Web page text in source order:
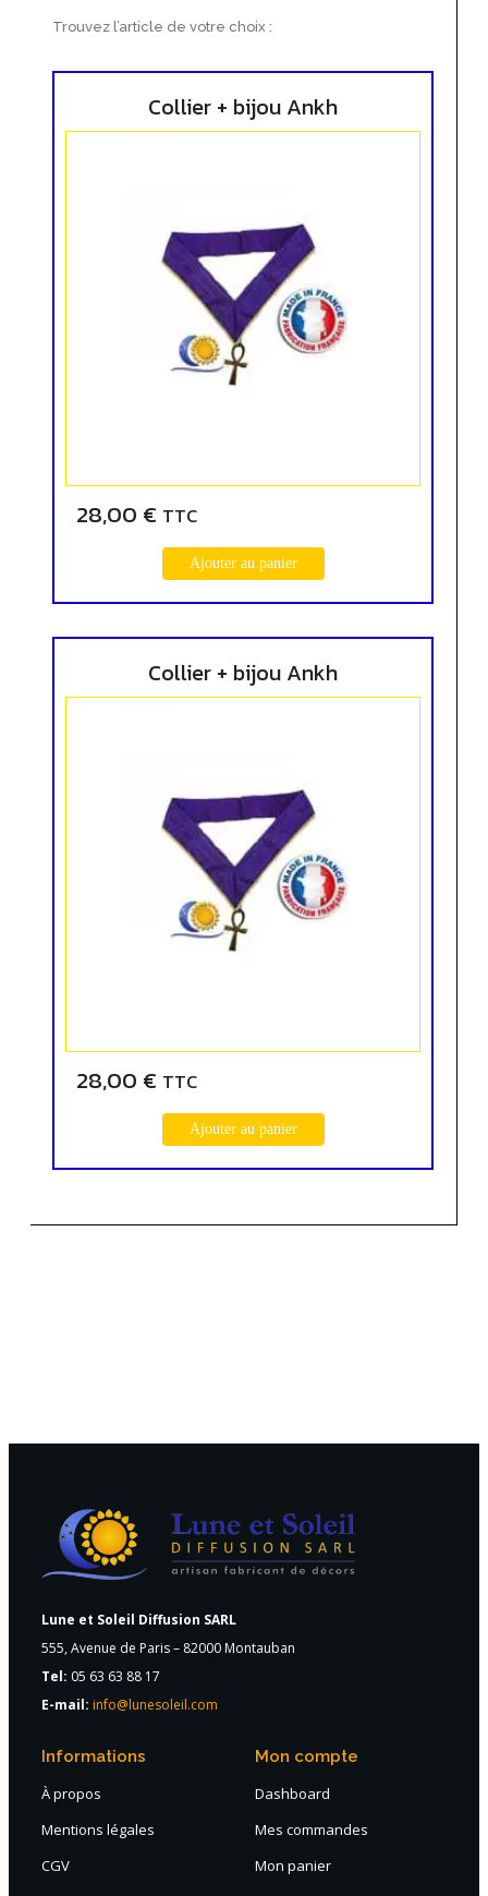
Trouvez l’article de votre choix :
Collier + bijou Ankh
28,00 € TTC
Ajouter au panier
Collier + bijou Ankh
28,00 € TTC
Ajouter au panier
Lune et Soleil Diffusion SARL
555, Avenue de Paris – 82000 Montauban
Tel: 05 63 63 88 17
E-mail: info@lunesoleil.com
Informations
À propos
Mentions légales
CGV
Mon compte
Dashboard
Mes commandes
Mon panier